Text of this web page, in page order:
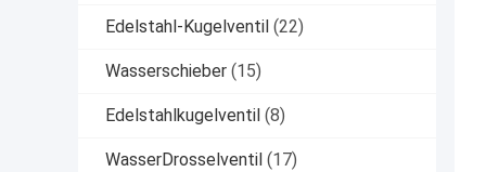
Edelstahl-Kugelventil (22)
Wasserschieber (15)
Edelstahlkugelventil (8)
WasserDrosselventil (17)